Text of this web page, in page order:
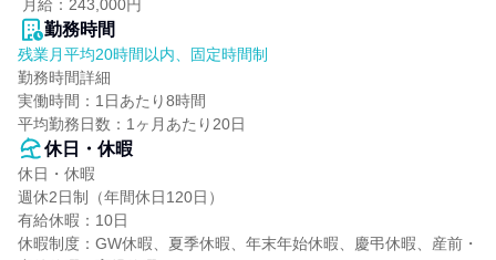
月給：243,000円
勤務時間
残業月平均20時間以内、固定時間制
勤務時間詳細
実働時間：1日あたり8時間
平均勤務日数：1ヶ月あたり20日
休日・休暇
休日・休暇
週休2日制（年間休日120日）
有給休暇：10日
休暇制度：GW休暇、夏季休暇、年末年始休暇、慶弔休暇、産前・